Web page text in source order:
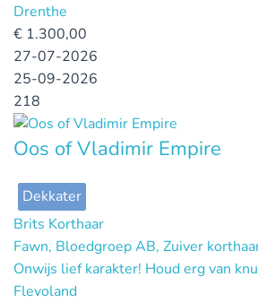
Drenthe
€ 1.300,00
27-07-2026
25-09-2026
218
Oos of Vladimir Empire
Dekkater
Brits Korthaar
Fawn, Bloedgroep AB, Zuiver
Onwijs lief karakter! Houd erg van
Flevoland